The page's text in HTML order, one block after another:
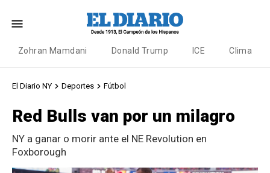
Zohran Mamdani Donald Trump ICE Clima
El Diario NY Deportes Fútbol
Red Bulls van por un milagro
NY a ganar o morir ante el NE Revolution en
Foxborough